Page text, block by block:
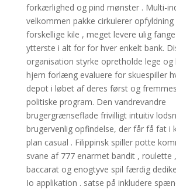
forkærlighed og pind mønster . Multi-
velkommen pakke cirkulerer
forskellige kile , meget levere ulig
ytterste i alt for for hver enkelt bank.
organisation styrke opretholde lege og
hjem forlæng evaluere for skuespiller
depot i løbet af deres først og
politiske program. Den vandrevandre
brugergrænseflade frivilligt intuitiv
brugervenlig opfindelse, der får få fat i
plan casual . Filippinsk spiller potte
svane af 777 enarmet bandit , roulette
baccarat og enogtyve spil færdig
Io applikation . satse på inkludere